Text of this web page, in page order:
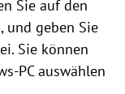
Sie auf den
und geben Sie
Sie können
PC auswählen